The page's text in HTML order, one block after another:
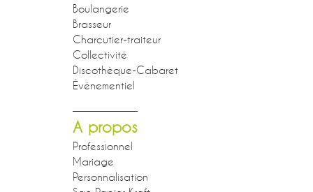
Boulangerie
Brasseur
Charcutier-traiteur
Collectivité
Discothèque-Cabaret
Événementiel
A propos
Professionnel
Mariage
Personnalisation